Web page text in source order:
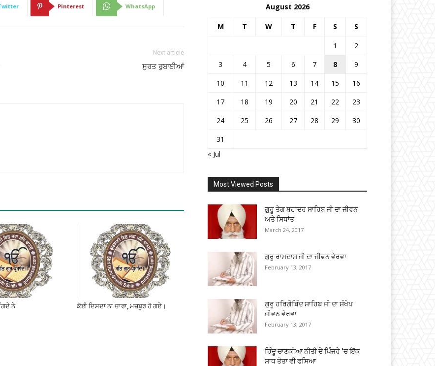
Pinterest WhatsApp
Next article
ਸੁਰਤ ਰੁਬਾਈਆਂ
ਨੇ ਕੋਈ ਦਿਸਦਾ ਨਾ ਚਾਰਾ, ਮਜ਼ਬੂਰ ਹੋ ਗਏ।
August 2026
M T W T F S S
1
2
3
4 5 6 7 8
9
10
11 12 13 14 15
16
17
18 19 20 21 22
23
24
25 26 27 28 29
30
31
« Jul
Most Viewed Posts
ਗੁਰੂ ਤੇਗ ਬਹਾਦਰ ਸਾਹਿਬ ਜੀ ਦਾ ਜੀਵਨ
ਅਤੇ ਸਿਧਾਂਤ
March 24, 2017
ਗੁਰੂ ਰਾਮਦਾਸ ਜੀ ਦਾ ਜੀਵਨ ਵੇਰਵਾ
February 13, 2017
ਗੁਰੂ ਹਰਿਗੋਬਿੰਦ ਸਾਹਿਬ ਜੀ ਦਾ ਸੰਖੇਪ
ਜੀਵਨ ਵੇਰਵਾ
February 13, 2017
ਹਿੰਦੂ ਚਾਣਕੀਆ ਨੀਤੀ ਦੇ ਪਿੰਜਰੇ ‘ਚ ਇੱਕ
ਸਾਧ ਤੋਤਾ ਵੀ ਫਸਿਆ